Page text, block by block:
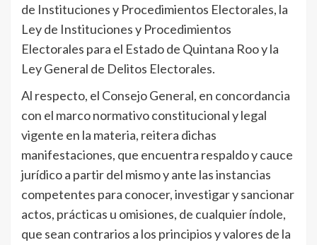
de Instituciones y Procedimientos Electorales, la
Ley de Instituciones y Procedimientos
Electorales para el Estado de Quintana Roo y la
Ley General de Delitos Electorales.
Al respecto, el Consejo General, en concordancia
con el marco normativo constitucional y legal
vigente en la materia, reitera dichas
manifestaciones, que encuentra respaldo y cauce
jurídico a partir del mismo y ante las instancias
competentes para conocer, investigar y sancionar
actos, prácticas u omisiones, de cualquier índole,
que sean contrarios a los principios y valores de la